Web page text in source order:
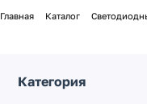
Главная Каталог
Категория